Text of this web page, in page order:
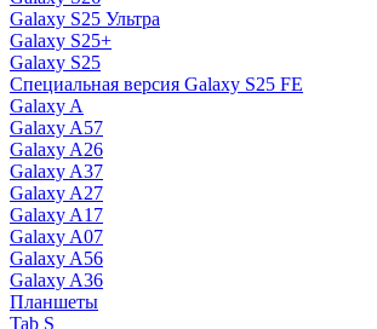
Galaxy S25 Ультра
Galaxy S25+
Galaxy S25
Специальная версия Galaxy S25 FE
Galaxy A
Galaxy A57
Galaxy A26
Galaxy A37
Galaxy A27
Galaxy A17
Galaxy A07
Galaxy A56
Galaxy A36
Планшеты
Tab S